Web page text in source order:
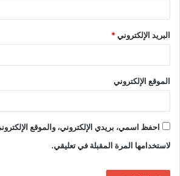
البريد الإلكتروني*
الموقع الإلكتروني
احفظ اسمي، بريدي الإلكتروني، والموقع
لاستخدامها المرة المقبلة في تعليقي.